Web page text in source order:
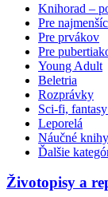
Knihorad –
Pre
Pre prvákov
Pre
Young Adult
Beletria
Rozprávky
Sci-fi,
Leporelá
Náučné knihy
Ďalšie
Životopisy a